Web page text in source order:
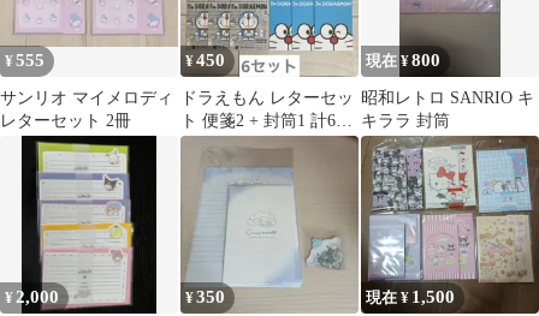
¥555
サンリオ マイメロディ
レターセット 2冊
¥450
ドラえもん レターセッ
ト 便箋2 + 封筒1 計6セ
ット 2種類
現在 ¥800
昭和レトロ SANRIO キ
キララ 封筒
¥ 2,000 ¥350 現在 ¥ 1,500